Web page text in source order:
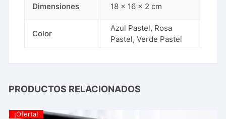
Dimensiones 18 × 16 × 2 cm
Color
Azul Pastel, Rosa
Pastel, Verde Pastel
PRODUCTOS RELACIONADOS
¡Oferta!